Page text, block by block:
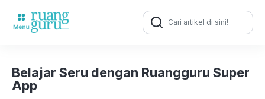
Search
for:
Belajar Seru dengan Ruangguru Super
App